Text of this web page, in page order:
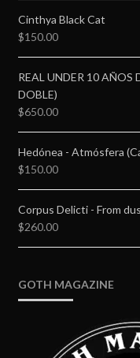
Cinthya Black Cat
$150.00
REAL UNDER 10 AÑOS
DOBLE)
$650.00
Hedónea - Atmósfera
$150.00
Corpus Delicti - From
$260.00
GOTH MAGAZINE